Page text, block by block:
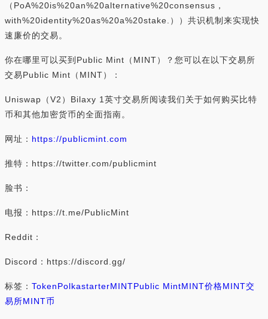
（PoA%20is%20an%20alternative%20consensus，
with%20identity%20as%20a%20stake.））共识机制来实现快
速廉价的交易。
你在哪里可以买到Public Mint（MINT）？您可以在以下交易所
交易Public Mint（MINT）：
Uniswap（V2）Bilaxy 1英寸交易所阅读我们关于如何购买比特
币和其他加密货币的全面指南。
网址： https://publicmint.com
推特：https://twitter.com/publicmint
脸书：
电报：https://t.me/PublicMint
Reddit：
Discord：https://discord.gg/
标签： TokenPolkastarterMINTPublic MintMINT价格MINT交
易所MINT币